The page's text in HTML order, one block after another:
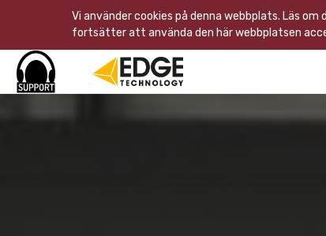
Vi använder cookies på denna webbplats. Läs om
fortsätter att använda den här webbplatsen